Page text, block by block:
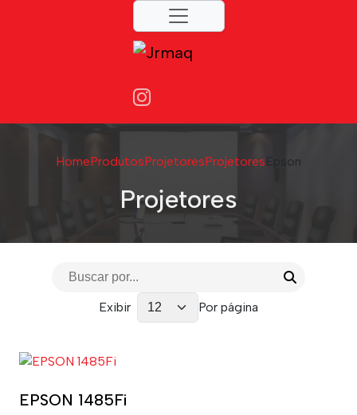
HomeProdutosProjetoresProjetores Epson
Projetores
Exibir Por página
EPSON 1485Fi